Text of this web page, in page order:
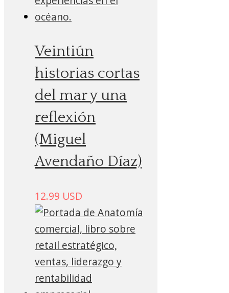
Veintiún
historias cortas
del mar y una
reflexión
(Miguel
Avendaño Díaz)
12.99 USD